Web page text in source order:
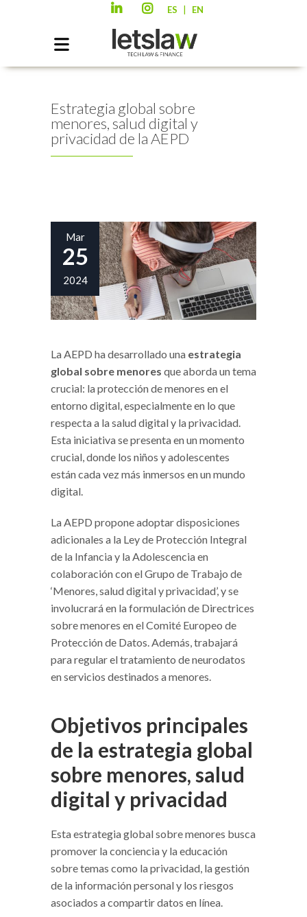
ES EN
Estrategia global sobre
menores, salud digital y
privacidad de la AEPD
Mar
25
2024
La AEPD ha desarrollado una estrategia
global sobre menores que aborda un tema
crucial: la protección de menores en el
entorno digital, especialmente en lo que
respecta a la salud digital y la privacidad.
Esta iniciativa se presenta en un momento
crucial, donde los niños y adolescentes
están cada vez más inmersos en un mundo
digital.
La AEPD propone adoptar disposiciones
adicionales a la Ley de Protección Integral
de la Infancia y la Adolescencia en
colaboración con el Grupo de Trabajo de
‘Menores, salud digital y privacidad’, y se
involucrará en la formulación de Directrices
sobre menores en el Comité Europeo de
Protección de Datos. Además, trabajará
para regular el tratamiento de neurodatos
en servicios destinados a menores.
Objetivos principales
de la estrategia global
sobre menores, salud
digital y privacidad
Esta estrategia global sobre menores busca
promover la conciencia y la educación
sobre temas como la privacidad, la gestión
de la información personal y los riesgos
asociados a compartir datos en línea.